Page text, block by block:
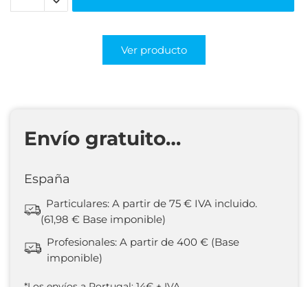
Ver producto
Envío gratuito…
España
Particulares: A partir de 75 € IVA incluido.
(61,98 € Base imponible)
Profesionales: A partir de 400 € (Base
imponible)